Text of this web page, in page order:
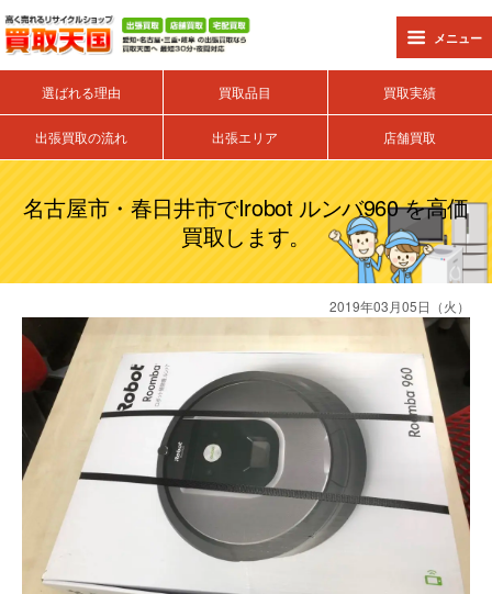
メニュー
選ばれる理由 買取品目 買取実績
出張買取の流れ 出張エリア 店舗買取
名古屋市・春日井市でirobot ルンバ960 を高価
買取します。
2019年03月05日（火）